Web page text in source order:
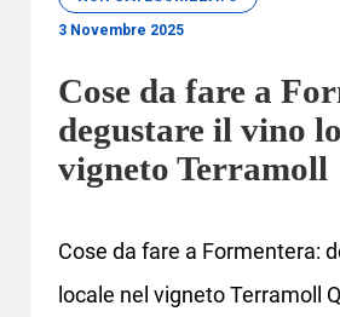
3 Novembre 2025
Cose da fare a
degustare il vino
vigneto Terramoll
Cose da fare a Formentera:
locale nel vigneto Terramoll